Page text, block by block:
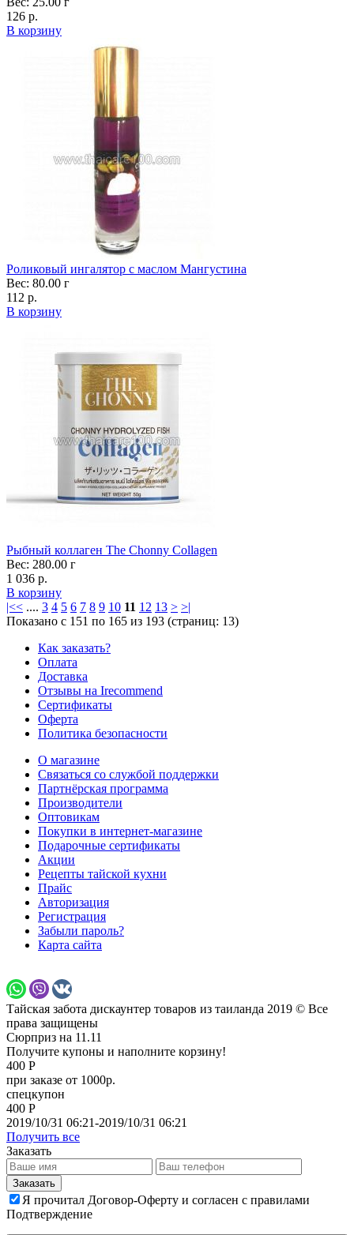
126 р.
В корзину
Роликовый ингалятор с маслом Мангустина
Вес: 80.00 г
112 р.
В корзину
Рыбный коллаген The Chonny Collagen
Вес: 280.00 г
1 036 р.
В корзину
|<< .... 3 4 5 6 7 8 9 10 11 12 13 > >|
Показано с 151 по 165 из 193 (страниц: 13)
Как заказать?
Оплата
Доставка
Отзывы на Irecommend
Сертификаты
Оферта
Политика безопасности
О магазине
Связаться со службой поддержки
Партнёрская программа
Производители
Оптовикам
Покупки в интернет-магазине
Подарочные сертификаты
Акции
Рецепты тайской кухни
Прайс
Авторизация
Регистрация
Забыли пароль?
Карта сайта
Тайская забота дискаунтер товаров из таиланда 2019 © Все
права защищены
Сюрприз на 11.11
Получите купоны и наполните корзину!
400 Р
при заказе от 1000р.
спецкупон
400 Р
2019/10/31 06:21-2019/10/31 06:21
Получить все
Заказать
Я прочитал Договор-Оферту и согласен с правилами
Подтверждение